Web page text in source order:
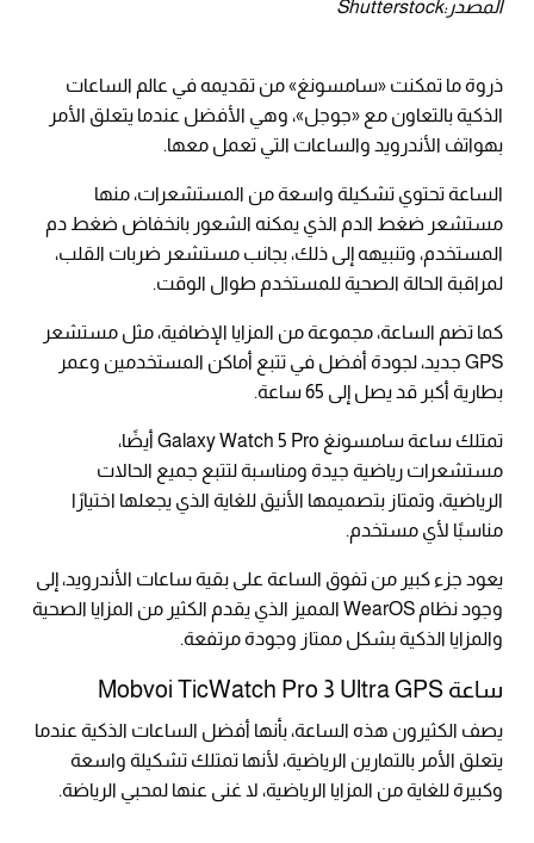
المصدر:Shutterstock
ذروة ما تمكنت «سامسونغ» من تقديمه في عالم الساعات
الذكية بالتعاون مع «جوجل»، وهي الأفضل عندما يتعلق الأمر
بهواتف الأندرويد والساعات التي تعمل معها.
الساعة تحتوي تشكيلة واسعة من المستشعرات، منها
مستشعر ضغط الدم الذي يمكنه الشعور بانخفاض ضغط دم
المستخدم، وتنبيهه إلى ذلك، بجانب مستشعر ضربات القلب،
لمراقبة الحالة الصحية للمستخدم طوال الوقت.
كما تضم الساعة، مجموعة من المزايا الإضافية، مثل مستشعر
GPS جديد، لجودة أفضل في تتبع أماكن المستخدمين وعمر
بطارية أكبر قد يصل إلى 65 ساعة.
تمتلك ساعة سامسونغ Galaxy Watch 5 Pro أيضًا،
مستشعرات رياضية جيدة ومناسبة لتتبع جميع الحالات
الرياضية، وتمتاز بتصميمها الأنيق للغاية الذي يجعلها اختيارًا
مناسبًا لأي مستخدم.
يعود جزء كبير من تفوق الساعة على بقية ساعات الأندرويد، إلى
وجود نظام WearOS المميز الذي يقدم الكثير من المزايا الصحية
والمزايا الذكية بشكل ممتاز وجودة مرتفعة.
ساعة Mobvoi TicWatch Pro 3 Ultra GPS
يصف الكثيرون هذه الساعة، بأنها أفضل الساعات الذكية عندما
يتعلق الأمر بالتمارين الرياضية، لأنها تمتلك تشكيلة واسعة
وكبيرة للغاية من المزايا الرياضية، لا غنى عنها لمحبي الرياضة.